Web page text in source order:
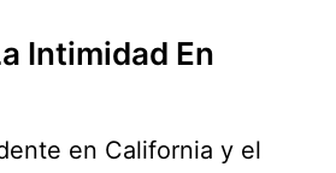
Intimidad En
en California y el